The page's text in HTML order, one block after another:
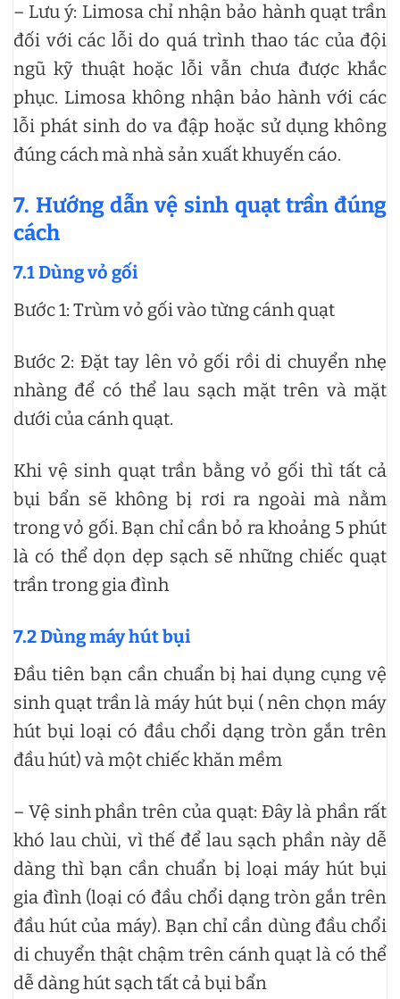
– Lưu ý: Limosa chỉ nhận bảo hành quạt trần
đối với các lỗi do quá trình thao tác của đội
ngũ kỹ thuật hoặc lỗi vẫn chưa được khắc
phục. Limosa không nhận bảo hành với các
lỗi phát sinh do va đập hoặc sử dụng không
đúng cách mà nhà sản xuất khuyến cáo.
7. Hướng dẫn vệ sinh quạt trần đúng
cách
7.1 Dùng vỏ gối
Bước 1: Trùm vỏ gối vào từng cánh quạt
Bước 2: Đặt tay lên vỏ gối rồi di chuyển nhẹ
nhàng để có thể lau sạch mặt trên và mặt
dưới của cánh quạt.
Khi vệ sinh quạt trần bằng vỏ gối thì tất cả
bụi bẩn sẽ không bị rơi ra ngoài mà nằm
trong vỏ gối. Bạn chỉ cần bỏ ra khoảng 5 phút
là có thể dọn dẹp sạch sẽ những chiếc quạt
trần trong gia đình
7.2 Dùng máy hút bụi
Đầu tiên bạn cần chuẩn bị hai dụng cụng vệ
sinh quạt trần là máy hút bụi ( nên chọn máy
hút bụi loại có đầu chổi dạng tròn gắn trên
đầu hút) và một chiếc khăn mềm
– Vệ sinh phần trên của quạt: Đây là phần rất
khó lau chùi, vì thế để lau sạch phần này dễ
dàng thì bạn cần chuẩn bị loại máy hút bụi
gia đình (loại có đầu chổi dạng tròn gắn trên
đầu hút của máy). Bạn chỉ cần dùng đầu chổi
di chuyển thật chậm trên cánh quạt là có thể
dễ dàng hút sạch tất cả bụi bẩn